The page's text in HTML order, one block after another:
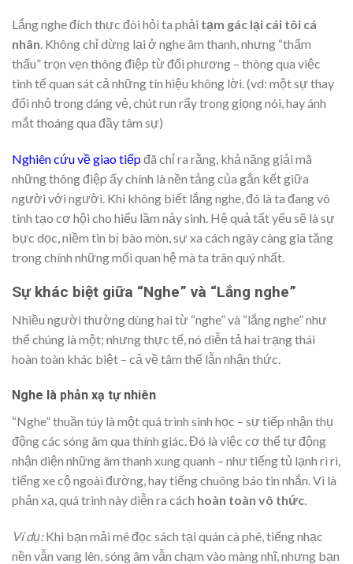
Lắng nghe đích thực đòi hỏi ta phải tạm gác lại cái tôi cá
nhân . Không chỉ dừng lại ở nghe âm thanh, nhưng “thẩm
thấu” trọn vẹn thông điệp từ đối phương – thông qua việc
tinh tế quan sát cả những tín hiệu không lời. (vd: một sự thay
đổi nhỏ trong dáng vẻ, chút run rẩy trong giọng nói, hay ánh
mắt thoáng qua đầy tâm sự)
Nghiên cứu về giao tiếpđã chỉ ra rằng, khả năng giải mã
những thông điệp ấy chính là nền tảng của gắn kết giữa
người với người. Khi không biết lắng nghe, đó là ta đang vô
tình tạo cơ hội cho hiểu lầm nảy sinh. Hệ quả tất yếu sẽ là sự
bực dọc, niềm tin bị bào mòn, sự xa cách ngày càng gia tăng
trong chính những mối quan hệ mà ta trân quý nhất.
Sự khác biệt giữa “Nghe” và “Lắng nghe”
Nhiều người thường dùng hai từ “nghe” và “lắng nghe” như
thể chúng là một; nhưng thực tế, nó diễn tả hai trạng thái
hoàn toàn khác biệt – cả về tâm thế lẫn nhận thức.
Nghe là phản xạ tự nhiên
“Nghe” thuần túy là một quá trình sinh học – sự tiếp nhận thụ
động các sóng âm qua thính giác. Đó là việc cơ thể tự động
nhận diện những âm thanh xung quanh – như tiếng tủ lạnh rì rì,
tiếng xe cộ ngoài đường, hay tiếng chuông báo tin nhắn. Vì là
phản xạ, quá trình này diễn ra cách hoàn toàn vô thức
Ví dụ:Khi bạn mải mê đọc sách tại quán cà phê, tiếng nhạc
nền vẫn vang lên, sóng âm vẫn chạm vào màng nhĩ, nhưng bạn